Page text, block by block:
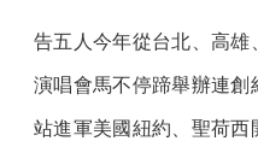
告五人今年從台北、高雄
演唱會馬不停蹄舉辦連
站進軍美國紐約、聖荷